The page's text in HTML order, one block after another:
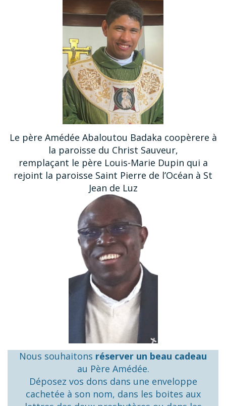
Le père Amédée Abaloutou Badaka coopèrere à
la paroisse du Christ Sauveur,
remplaçant le père Louis-Marie Dupin qui a
rejoint la paroisse Saint Pierre de l’Océan à St
Jean de Luz
Nous souhaitons réserver un beau cadeau
au Père Amédée.
Déposez vos dons dans une enveloppe
cachetée à son nom, dans les boites aux